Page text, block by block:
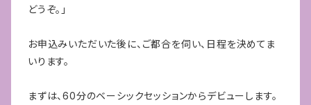
どうぞ。」
お申込みいただいた後に、ご都合を伺い、日程を決めてま
いります。
まずは、60分のベーシックセッションからデビューします。